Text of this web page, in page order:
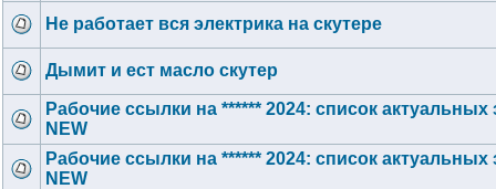
Не работает вся электрика на скутере
Дымит и ест масло скутер
Рабочие ссылки на ****** 2024: список актуальных
NEW
Рабочие ссылки на ****** 2024: список актуальных
NEW